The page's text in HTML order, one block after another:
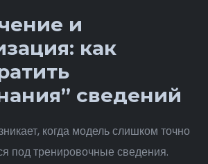
и
как
сведений
когда модель слишком точно
под тренировочные сведения.